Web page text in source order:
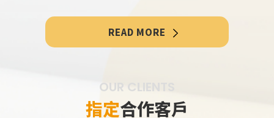
答案是 可以，但有限制。小編為您解析
——
READ MORE
OUR CLIENTS
指定合作客戶